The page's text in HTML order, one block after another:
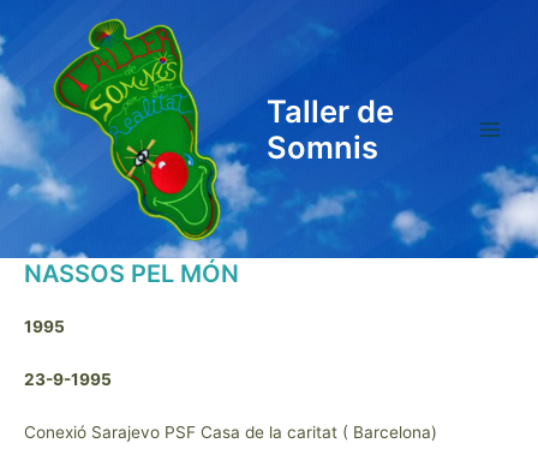
al
contenido
Taller de
Somnis
Menu
NASSOS PEL MÓN
1995
23-9-1995
Conexió Sarajevo PSF Casa de la caritat ( Barcelona)